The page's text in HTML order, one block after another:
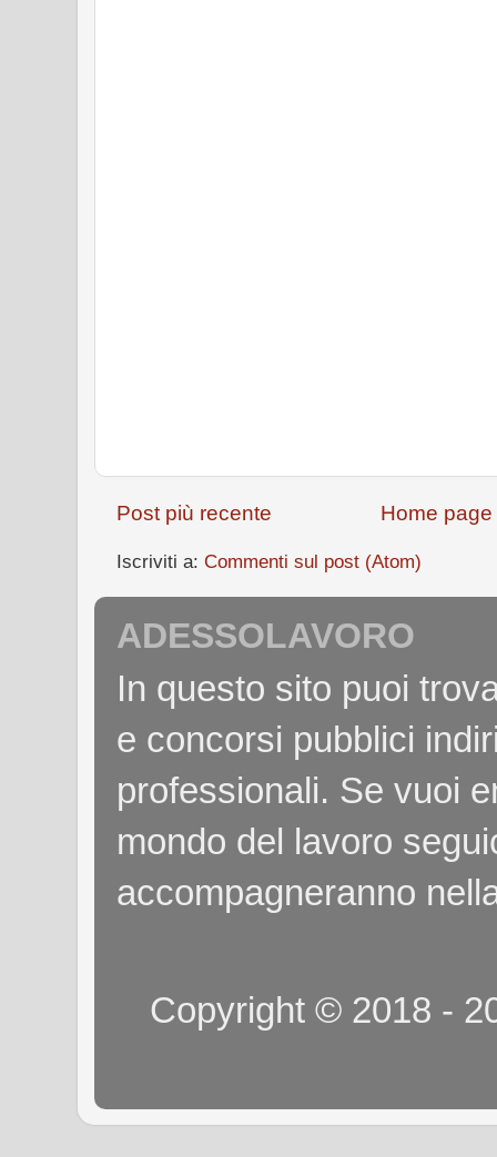
Post più recente Home page
Iscriviti a: Commenti sul post (Atom)
ADESSOLAVORO
In questo sito puoi
e concorsi pubblici
professionali. Se vuoi
mondo del lavoro
accompagneranno
Copyright © 2018 -